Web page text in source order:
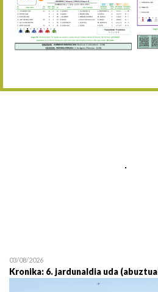
12/08
15/08
30/08
19/07
03/08/2026
Kronika: 6. jardunaldia uda